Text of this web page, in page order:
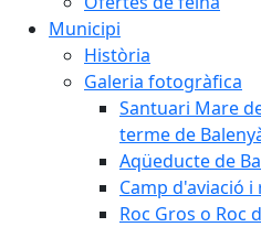
Municipi
Història
Galeria fotogràfica
Santuari Mare
terme de
Aqüeducte de
Camp d'aviació
Roc Gros o Roc